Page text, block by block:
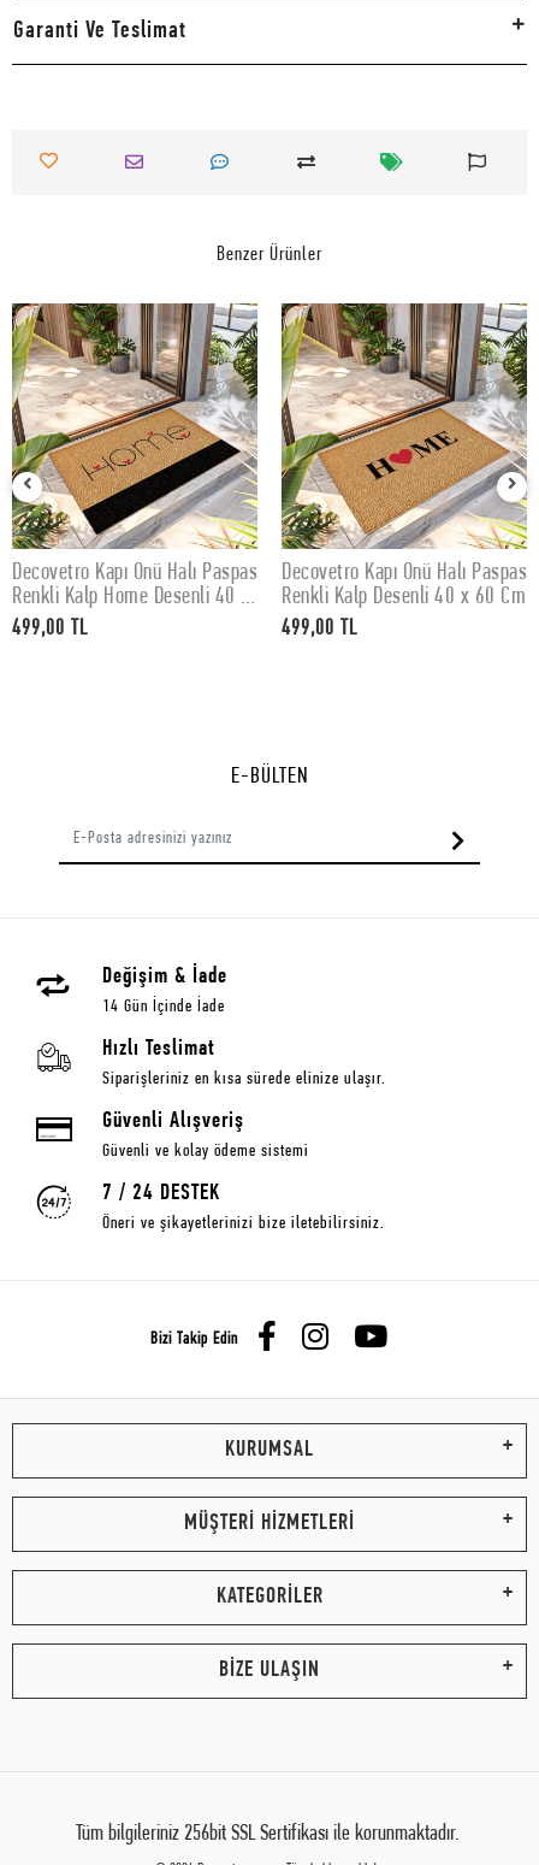
Garanti Ve Teslimat
Benzer Ürünler
SEPETE EKLE
Decovetro Kapı Önü Halı Paspas
Renkli Kalp Home Desenli 40 x
60 Cm
499,00 TL
SEPETE EKLE
Decovetro Kapı Önü Halı Paspas
Renkli Kalp Desenli 40 x 60 Cm
499,00 TL
E-BÜLTEN
Değişim & İade
14 Gün İçinde İade
Hızlı Teslimat
Siparişleriniz en kısa sürede elinize ulaşır.
Güvenli Alışveriş
Güvenli ve kolay ödeme sistemi
7 / 24 DESTEK
Öneri ve şikayetlerinizi bize iletebilirsiniz.
Bizi Takip Edin
KURUMSAL
MÜŞTERİ HİZMETLERİ
KATEGORİLER
BİZE ULAŞIN
Tüm bilgileriniz 256bit SSL Sertifikası ile korunmaktadır.